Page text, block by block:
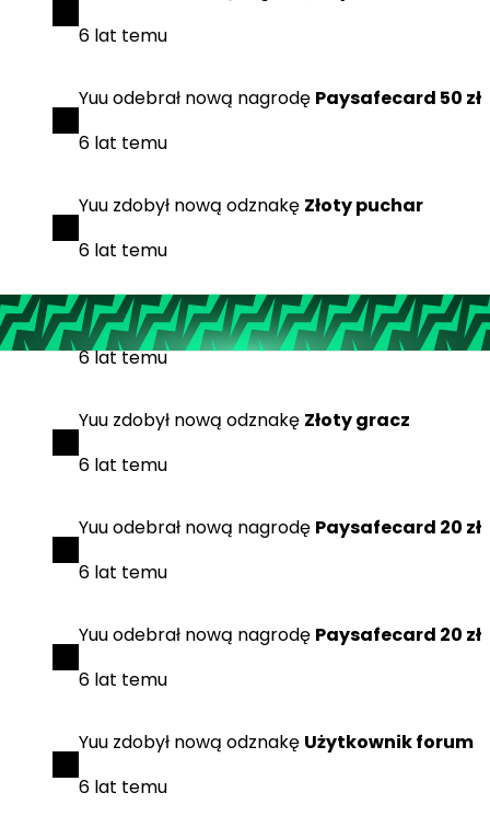
6 lat temu
Yuuodebrał nową nagrodę Paysafecard 50 zł
6 lat temu
Yuu zdobył nową odznakę Złoty puchar
6 lat temu
Yuuzdobyłnową odznakęPotentat biznesu
6 lat temu
Yuu zdobył nową odznakę Złoty gracz
6 lat temu
Yuuodebrał nową nagrodę Paysafecard 20 zł
6 lat temu
Yuuodebrał nową nagrodę Paysafecard 20 zł
6 lat temu
Yuu zdobył nową odznakę Użytkownik forum
6 lat temu